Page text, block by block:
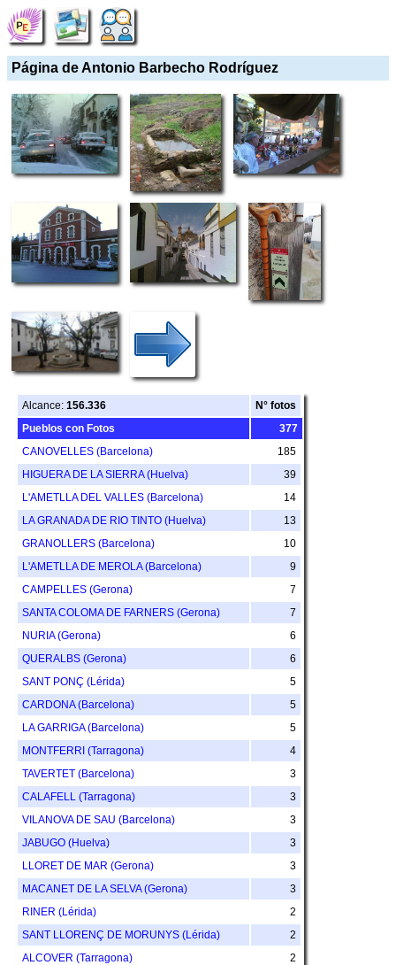
Página de Antonio Barbecho Rodríguez
Alcance: 156.336
N° fotos
Pueblos con Fotos
377
CANOVELLES (Barcelona)
185
HIGUERA DE LA SIERRA (Huelva)
39
L'AMETLLA DEL VALLES (Barcelona)
14
LA GRANADA DE RIO TINTO (Huelva)
13
GRANOLLERS (Barcelona)
10
L'AMETLLA DE MEROLA (Barcelona)
9
CAMPELLES (Gerona)
7
SANTA COLOMA DE FARNERS (Gerona)
7
NURIA (Gerona)
6
QUERALBS (Gerona)
6
SANT PONÇ (Lérida)
5
CARDONA (Barcelona)
5
LA GARRIGA (Barcelona)
5
MONTFERRI (Tarragona)
4
TAVERTET (Barcelona)
3
CALAFELL (Tarragona)
3
VILANOVA DE SAU (Barcelona)
3
JABUGO (Huelva)
3
LLORET DE MAR (Gerona)
3
MACANET DE LA SELVA (Gerona)
3
RINER (Lérida)
2
SANT LLORENÇ DE MORUNYS (Lérida)
2
ALCOVER (Tarragona)
2